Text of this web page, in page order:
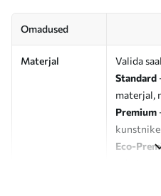
Omadused
Materjal
Valida
Standard
materjal,
Premium
Eco-